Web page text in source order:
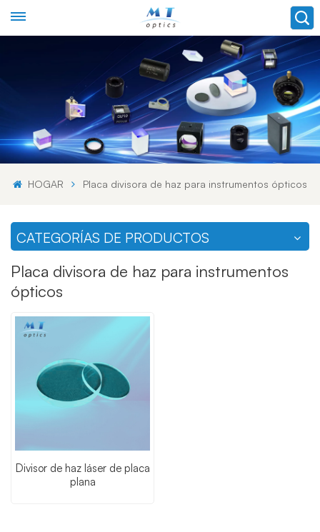
HOGAR Placa divisora ​​de haz para instrumentos ópticos
CATEGORÍAS DE PRODUCTOS
Placa divisora ​​de haz para instrumentos
ópticos
Divisor de haz láser de placa
plana